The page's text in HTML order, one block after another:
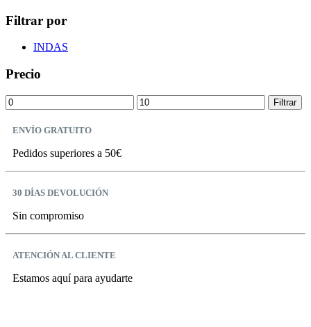
Filtrar por
INDAS
Precio
Precio
mínimo
Precio
máximo
Filtrar
ENVÍO GRATUITO
Pedidos superiores a 50€
30 DÍAS DEVOLUCIÓN
Sin compromiso
ATENCIÓN AL CLIENTE
Estamos aquí para ayudarte